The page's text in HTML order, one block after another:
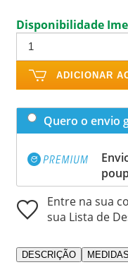
Disponibilidade
ADICIONAR
Quero o envio
Entre na sua
sua Lista de
DESCRIÇÃO MEDIDAS